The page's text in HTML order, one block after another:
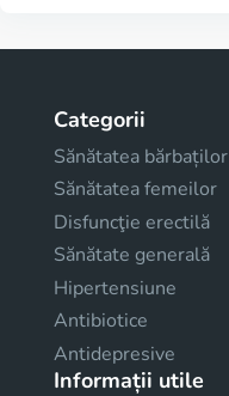
Categorii
Sănătatea bărbaților
Sănătatea femeilor
Disfuncţie erectilă
Sănătate generală
Hipertensiune
Antibiotice
Antidepresive
Informații utile